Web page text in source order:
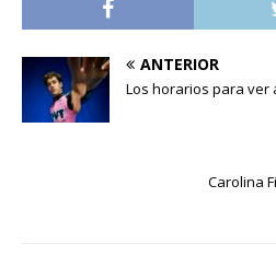
ANTERIOR
Los horarios para ver
Carolina